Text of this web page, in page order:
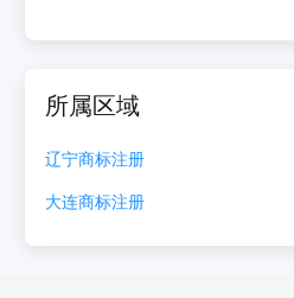
所属区域
辽宁商标注册
大连商标注册